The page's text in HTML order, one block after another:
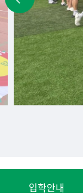
입학안내